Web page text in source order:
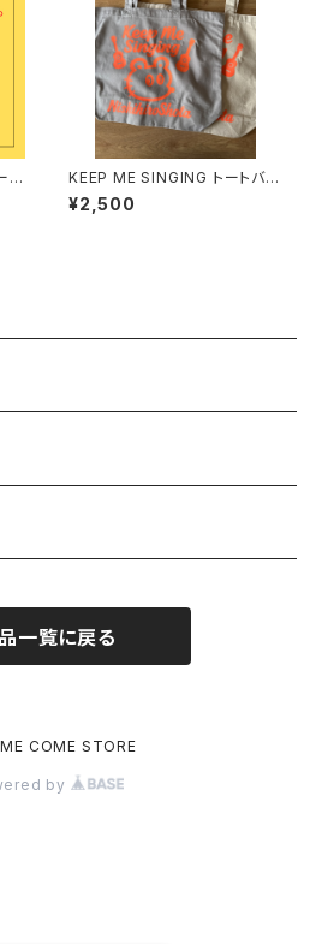
ド
KEEP ME SINGING トートバッ
グ
¥2,500
一覧に戻る
COME STORE
by